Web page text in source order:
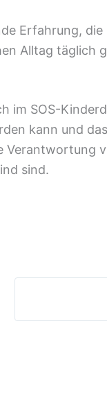
Erfahrung,
Alltag täglich
im SOS-
kann und
Verantwortung
sind.